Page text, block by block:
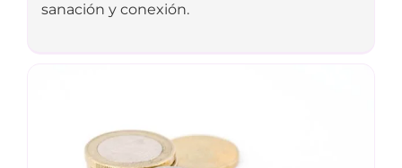
sanación y conexión.